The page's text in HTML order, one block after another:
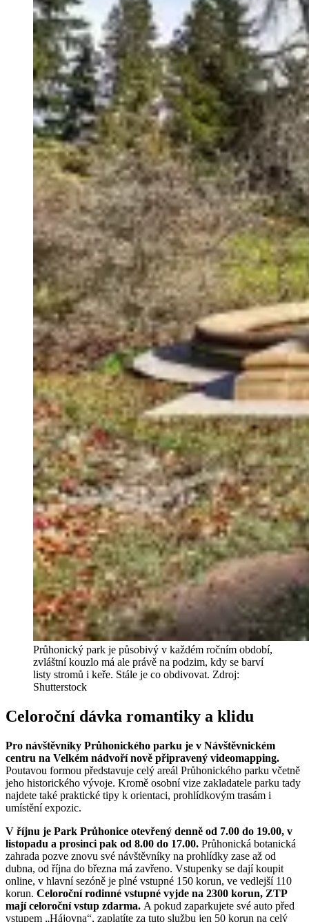
Průhonický park je působivý v každém ročním období,
zvláštní kouzlo má ale právě na podzim, kdy se barví
listy stromů i keře. Stále je co obdivovat. Zdroj:
Shutterstock
Celoroční dávka romantiky a klidu
Pro návštěvníky Průhonického parku je v Návštěvnickém
centru na Velkém nádvoří nově připravený videomapping.
Poutavou formou představuje celý areál Průhonického parku včetně
jeho historického vývoje. Kromě osobní vize zakladatele parku tady
najdete také praktické tipy k orientaci, prohlídkovým trasám i
umístění expozic.
V říjnu je Park Průhonice otevřený denně od 7.00 do 19.00, v
listopadu a prosinci pak od 8.00 do 17.00. Průhonická botanická
zahrada pozve znovu své návštěvníky na prohlídky zase až od
dubna, od října do března má zavřeno. Vstupenky se dají koupit
online, v hlavní sezóně je plné vstupné 150 korun, ve vedlejší 110
korun. Celoroční rodinné vstupné vyjde na 2300 korun, ZTP
mají celoroční vstup zdarma. A pokud zaparkujete své auto před
vstupem „Hájovna“, zaplatíte za tuto službu jen 50 korun na celý